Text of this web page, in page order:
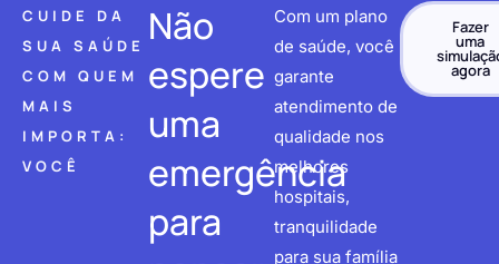
CUIDE DA
SUA SAÚDE
COM QUEM
MAIS
IMPORTA:
VOCÊ
Não
espere
uma
emergência
para
Com um plano
de saúde, você
garante
atendimento de
qualidade nos
melhores
hospitais,
tranquilidade
para sua família
Fazer
uma
agora